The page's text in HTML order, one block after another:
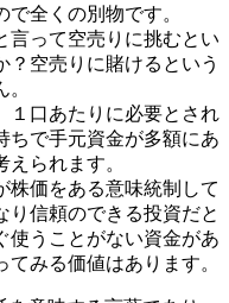
全くの別物です。
言って空売りに挑むとい
？空売りに賭けるという
１口あたりに必要とされ
ちで手元資金が多額にあ
られます。
株価をある意味統制して
り信頼のできる投資だと
使うことがない資金があ
みる価値はあります。